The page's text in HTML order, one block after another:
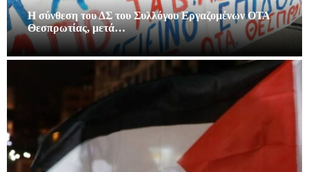
Η σύνθεση του ΔΣ του Συλλόγου Εργαζομένων ΟΤΑ
Θεσπρωτίας, μετά…